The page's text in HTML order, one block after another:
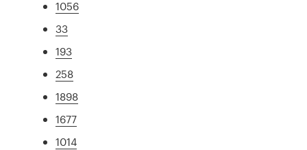
1056
33
193
258
1898
1677
1014